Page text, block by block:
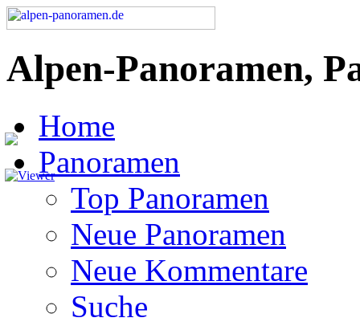
Alpen-Panoramen,
Home
Panoramen
Top Panoramen
Neue Panoramen
Neue Kommentare
Suche